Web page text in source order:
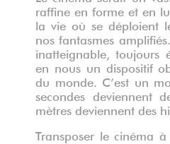
raffine en forme et en
la vie où se déploient
nos fantasmes
inatteignable, toujours
en nous un dispositif
du monde. C’est un
secondes deviennent
mètres deviennent des
Transposer le cinéma à